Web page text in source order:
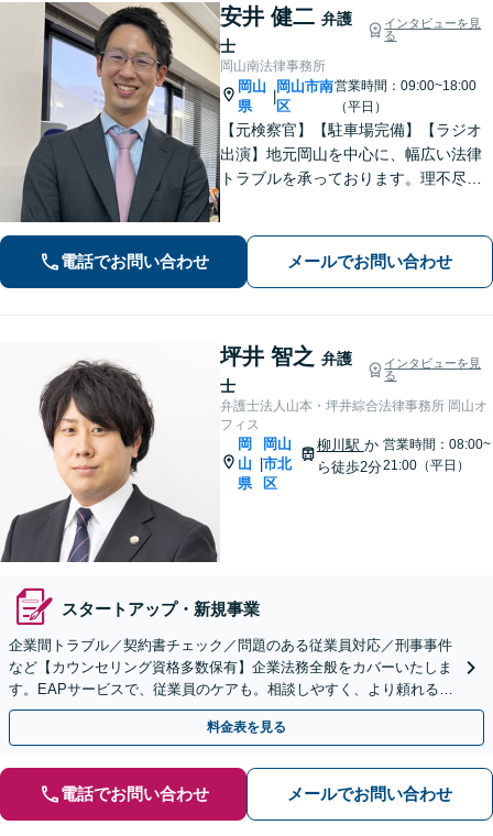
安井 健二 弁護
士
インタビューを見
る
岡山南法律事務所
岡山
県
岡山市南
区
営業時間：09:00~18:00
（平日）
【元検察官】【駐車場完備】【ラジオ
出演】地元岡山を中心に、幅広い法律
トラブルを承っております。理不尽な
ートいたします。お困りの方はお早め
にご相談ください【WEB面談｜夜間面
電話でお問い合わせ メールでお問い合わせ
坪井 智之 弁護
士
インタビューを見
る
弁護士法人山本・坪井綜合法律事務所 岡山オ
フィス
岡
山
県
岡山
市北
区
柳川駅 か
ら徒歩2分
営業時間：08:00~
21:00（平日）
スタートアップ・新規事業
企業間トラブル／契約書チェック／問題のある従業員対応／刑事事件
など【カウンセリング資格多数保有】企業法務全般をカバーいたしま
す。EAPサービスで、従業員のケアも。相談しやすく、より頼れる存
在に！メンタルヘルスのご相談も可能【初回相談無料】
料金表を見る
電話でお問い合わせ メールでお問い合わせ